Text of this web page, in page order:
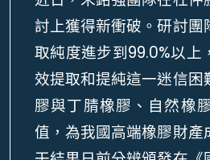
討上獲得新衝破。研討團
取純度進步到99.0%以上
效提取和提純這一迷信困
膠與丁腈橡膠、自然橡
值，為我國高端橡膠財產